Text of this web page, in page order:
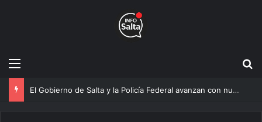
Menú
Más agua para Salta: Construyen una obra clave que mejorará el servicio a 20 mil vecinos